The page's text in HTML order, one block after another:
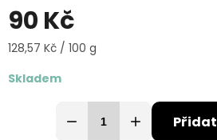
90 Kč
Měrná
128,57 Kč / 100 g
Skladem